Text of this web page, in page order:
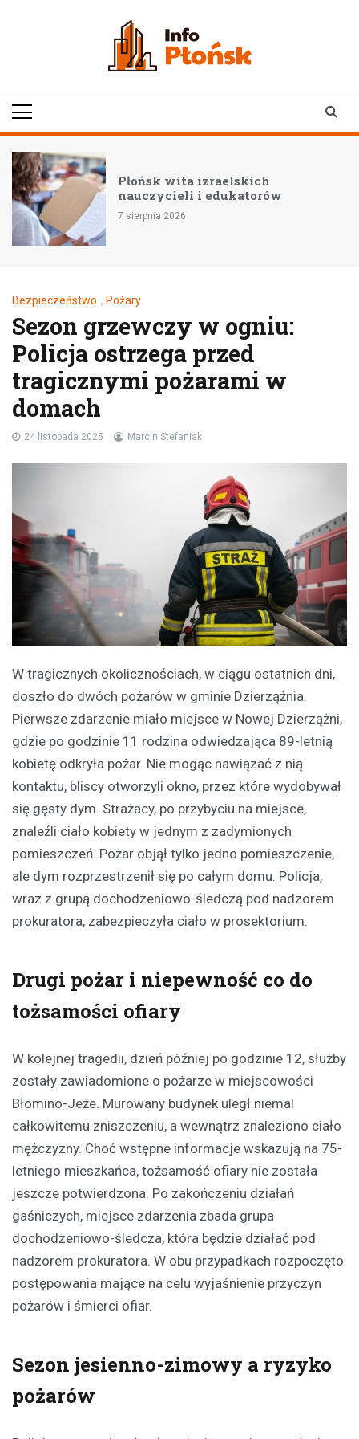
Płońsk wita izraelskich
nauczycieli i edukatorów
7 sierpnia 2026
Bezpieczeństwo , Pożary
Sezon grzewczy w ogniu:
Policja ostrzega przed
tragicznymi pożarami w
domach
24 listopada 2025 Marcin Stefaniak
W tragicznych okolicznościach, w ciągu ostatnich dni,
doszło do dwóch pożarów w gminie Dzierzążnia.
Pierwsze zdarzenie miało miejsce w Nowej Dzierzążni,
gdzie po godzinie 11 rodzina odwiedzająca 89-letnią
kobietę odkryła pożar. Nie mogąc nawiązać z nią
kontaktu, bliscy otworzyli okno, przez które wydobywał
się gęsty dym. Strażacy, po przybyciu na miejsce,
znaleźli ciało kobiety w jednym z zadymionych
pomieszczeń. Pożar objął tylko jedno pomieszczenie,
ale dym rozprzestrzenił się po całym domu. Policja,
wraz z grupą dochodzeniowo-śledczą pod nadzorem
prokuratora, zabezpieczyła ciało w prosektorium.
Drugi pożar i niepewność co do
tożsamości ofiary
W kolejnej tragedii, dzień później po godzinie 12, służby
zostały zawiadomione o pożarze w miejscowości
Błomino-Jeże. Murowany budynek uległ niemal
całkowitemu zniszczeniu, a wewnątrz znaleziono ciało
mężczyzny. Choć wstępne informacje wskazują na 75-
letniego mieszkańca, tożsamość ofiary nie została
jeszcze potwierdzona. Po zakończeniu działań
gaśniczych, miejsce zdarzenia zbada grupa
dochodzeniowo-śledcza, która będzie działać pod
nadzorem prokuratora. W obu przypadkach rozpoczęto
postępowania mające na celu wyjaśnienie przyczyn
pożarów i śmierci ofiar.
Sezon jesienno-zimowy a ryzyko
pożarów